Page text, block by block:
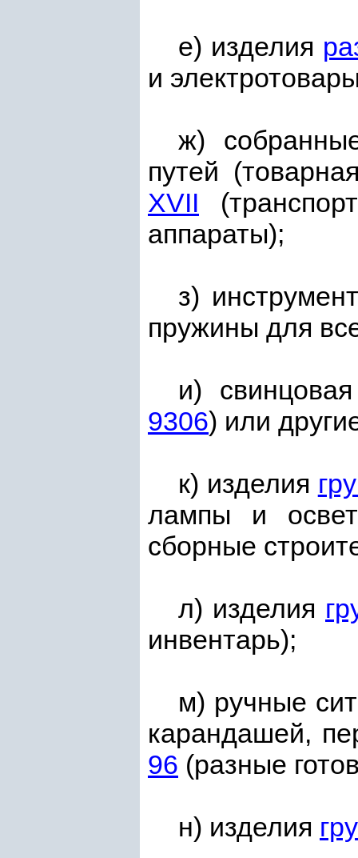
е) изделия
и
ж)
путей
XVII
аппараты);
з)
пружины для
и)
9306) или
к) изделия
лампы и
сборные
л) изделия
инвентарь);
м) ручные
карандашей,
96 (разные
н) изделия